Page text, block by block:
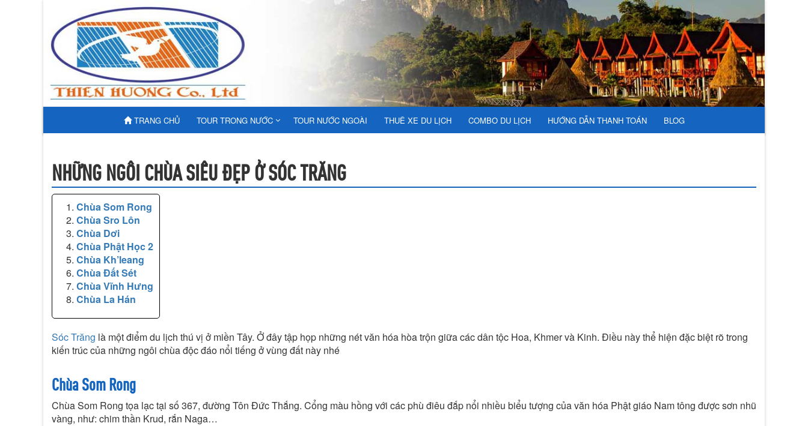
TRANG CHỦ TOUR TRONG NƯỚC TOUR NƯỚC NGOÀI THUÊ XE DU LỊCH COMBO DU LỊCH HƯỚNG DẪN THANH TOÁN BLOG
NHỮNG NGÔI CHÙA SIÊU ĐẸP Ở SÓC TRĂNG
Chùa Som Rong
Chùa Sro Lôn
Chùa Dơi
Chùa Phật Học 2
Chùa Kh’leang
Chùa Đất Sét
Chùa Vĩnh Hưng
Chùa La Hán
Sóc Trăng là một điểm du lịch thú vị ở miền Tây. Ở đây tập họp những nét văn hóa hòa trộn giữa các dân tộc Hoa, Khmer và Kinh. Điều này thể hiện đặc biệt rõ trong
kiến trúc của những ngôi chùa độc đáo nổi tiếng ở vùng đất này nhé
Chùa Som Rong
Chùa Som Rong tọa lạc tại số 367, đường Tôn Đức Thắng. Cổng màu hồng với các phù điêu đắp nổi nhiều biểu tượng của văn hóa Phật giáo Nam tông được sơn nhũ
vàng, như: chim thần Krud, rắn Naga…